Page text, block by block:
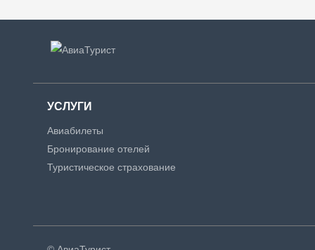
УСЛУГИ
Авиабилеты
Бронирование отелей
Туристическое страхование